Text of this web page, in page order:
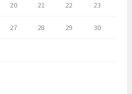
20 21 22 23
27 28 29 30